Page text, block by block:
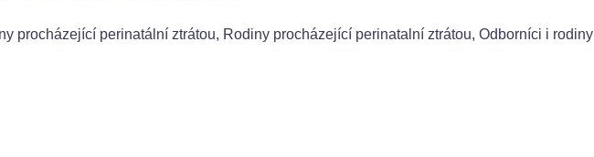
procházející perinatální ztrátou, Rodiny procházející perinatalní ztrátou, Odborníci i rodiny